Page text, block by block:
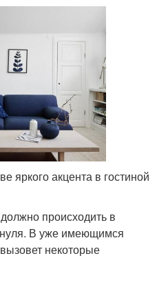
яркого акцента в гостиной
происходить в
В уже имеющимся
некоторые